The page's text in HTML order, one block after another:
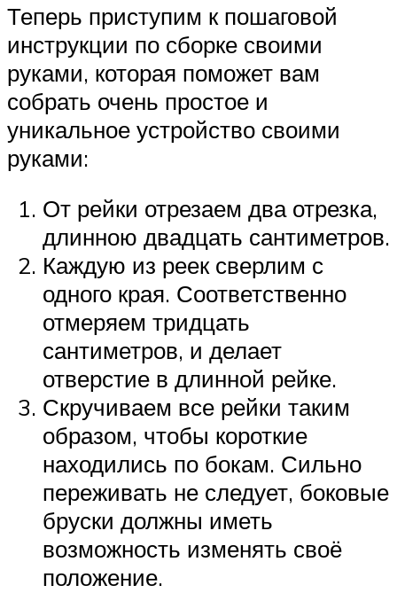
Теперь приступим к пошаговой
инструкции по сборке своими
руками, которая поможет вам
собрать очень простое и
уникальное устройство своими
руками:
От рейки отрезаем два отрезка,
длинною двадцать сантиметров.
Каждую из реек сверлим с
одного края. Соответственно
отмеряем тридцать
сантиметров, и делает
отверстие в длинной рейке.
Скручиваем все рейки таким
образом, чтобы короткие
находились по бокам. Сильно
переживать не следует, боковые
бруски должны иметь
возможность изменять своё
положение.